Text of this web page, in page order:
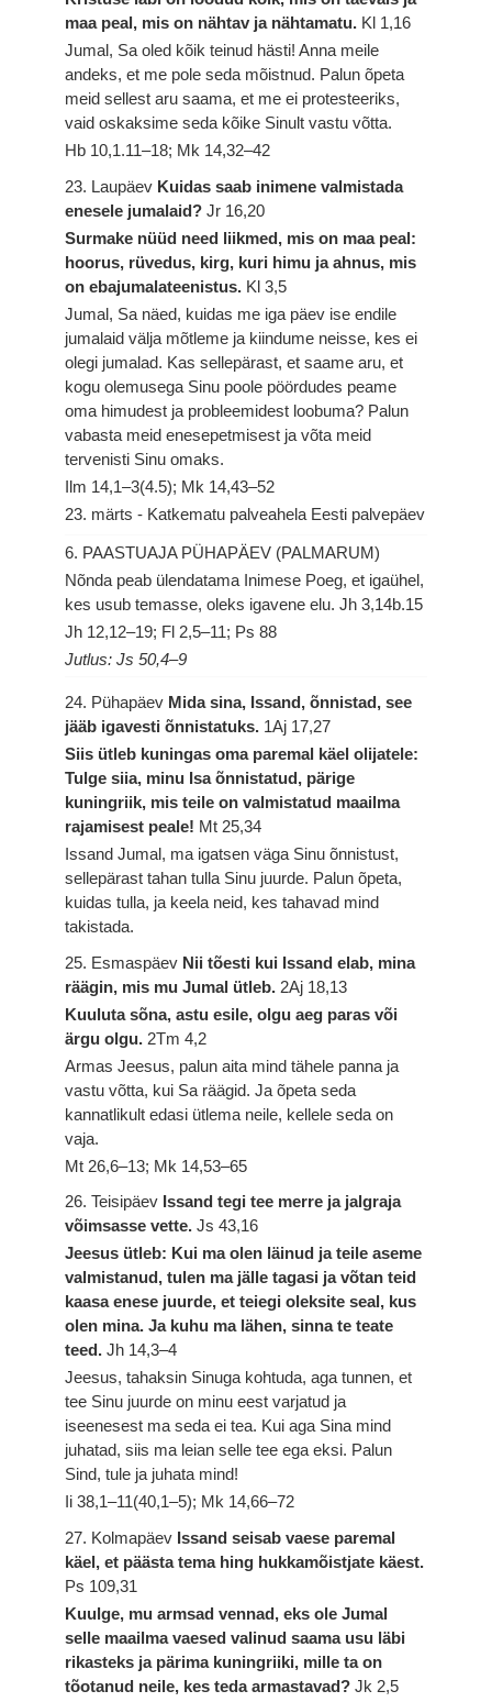
maa peal, mis on nähtav ja nähtamatu. Kl 1,16
Jumal, Sa oled kõik teinud hästi! Anna meile
andeks, et me pole seda mõistnud. Palun õpeta
meid sellest aru saama, et me ei protesteeriks,
vaid oskaksime seda kõike Sinult vastu võtta.
Hb 10,1.11–18; Mk 14,32–42
23. Laupäev Kuidas saab inimene valmistada
enesele jumalaid?Jr 16,20
Surmake nüüd need liikmed, mis on maa peal:
hoorus, rüvedus, kirg, kuri himu ja ahnus, mis
on ebajumalateenistus. Kl 3,5
Jumal, Sa näed, kuidas me iga päev ise endile
jumalaid välja mõtleme ja kiindume neisse, kes ei
olegi jumalad. Kas sellepärast, et saame aru, et
kogu olemusega Sinu poole pöördudes peame
oma himudest ja probleemidest loobuma? Palun
vabasta meid enesepetmisest ja võta meid
tervenisti Sinu omaks.
Ilm 14,1–3(4.5); Mk 14,43–52
23. märts - Katkematu palveahela Eesti palvepäev
6. PAASTUAJA PÜHAPÄEV (PALMARUM)
Nõnda peab ülendatama Inimese Poeg, et igaühel,
kes usub temasse, oleks igavene elu.Jh 3,14b.15
Jh 12,12–19; Fl 2,5–11; Ps 88
Jutlus: Js 50,4–9
24. Pühapäev Mida sina, Issand, õnnistad, see
jääb igavesti õnnistatuks. 1Aj 17,27
Siis ütleb kuningas oma paremal käel olijatele:
Tulge siia, minu Isa õnnistatud, pärige
kuningriik, mis teile on valmistatud maailma
rajamisest peale! Mt 25,34
Issand Jumal, ma igatsen väga Sinu õnnistust,
sellepärast tahan tulla Sinu juurde. Palun õpeta,
kuidas tulla, ja keela neid, kes tahavad mind
takistada.
25. Esmaspäev Nii tõesti kui Issand elab, mina
räägin, mis mu Jumal ütleb. 2Aj 18,13
Kuuluta sõna, astu esile, olgu aeg paras või
ärgu olgu. 2Tm 4,2
Armas Jeesus, palun aita mind tähele panna ja
vastu võtta, kui Sa räägid. Ja õpeta seda
kannatlikult edasi ütlema neile, kellele seda on
vaja.
Mt 26,6–13; Mk 14,53–65
26. Teisipäev Issand tegi tee merre ja jalgraja
võimsasse vette.Js 43,16
Jeesus ütleb: Kui ma olen läinud ja teile aseme
valmistanud, tulen ma jälle tagasi ja võtan teid
kaasa enese juurde, et teiegi oleksite seal, kus
olen mina. Ja kuhu ma lähen, sinna te teate
teed.Jh 14,3–4
Jeesus, tahaksin Sinuga kohtuda, aga tunnen, et
tee Sinu juurde on minu eest varjatud ja
iseenesest ma seda ei tea. Kui aga Sina mind
juhatad, siis ma leian selle tee ega eksi. Palun
Sind, tule ja juhata mind!
Ii 38,1–11(40,1–5); Mk 14,66–72
27. Kolmapäev Issand seisab vaese paremal
käel, et päästa tema hing hukkamõistjate käest.
Ps 109,31
Kuulge, mu armsad vennad, eks ole Jumal
selle maailma vaesed valinud saama usu läbi
rikasteks ja pärima kuningriiki, mille ta on
tõotanud neile, kes teda armastavad?Jk 2,5